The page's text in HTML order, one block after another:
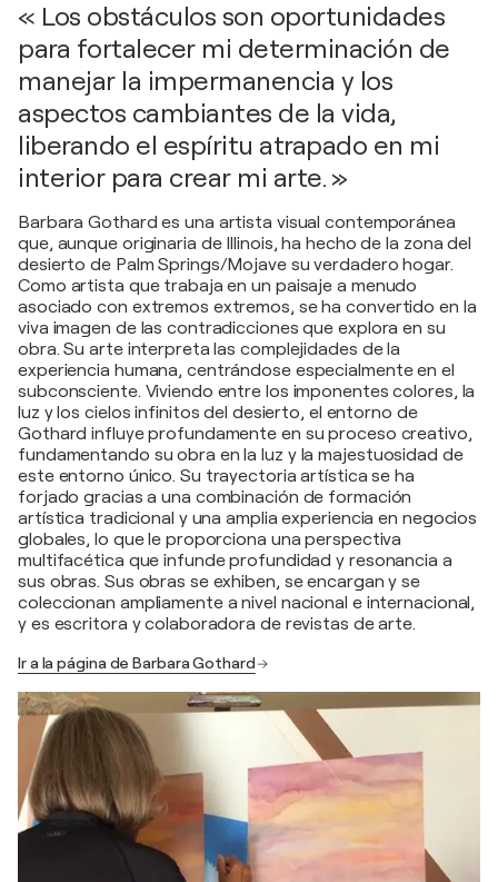
« Los obstáculos son oportunidades
para fortalecer mi determinación de
manejar la impermanencia y los
aspectos cambiantes de la vida,
liberando el espíritu atrapado en mi
interior para crear mi arte. »
Barbara Gothard es una artista visual contemporánea
que, aunque originaria de Illinois, ha hecho de la zona del
desierto de Palm Springs/Mojave su verdadero hogar.
Como artista que trabaja en un paisaje a menudo
asociado con extremos extremos, se ha convertido en la
viva imagen de las contradicciones que explora en su
obra. Su arte interpreta las complejidades de la
experiencia humana, centrándose especialmente en el
subconsciente. Viviendo entre los imponentes colores, la
luz y los cielos infinitos del desierto, el entorno de
Gothard influye profundamente en su proceso creativo,
fundamentando su obra en la luz y la majestuosidad de
este entorno único. Su trayectoria artística se ha
forjado gracias a una combinación de formación
artística tradicional y una amplia experiencia en negocios
globales, lo que le proporciona una perspectiva
multifacética que infunde profundidad y resonancia a
sus obras. Sus obras se exhiben, se encargan y se
coleccionan ampliamente a nivel nacional e internacional,
y es escritora y colaboradora de revistas de arte.
Ir a la página de Barbara Gothard